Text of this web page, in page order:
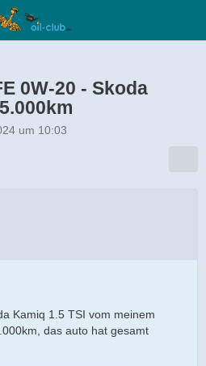
0W-20 - Skoda
um 10:03
Kamiq 1.5 TSI vom meinem
das auto hat gesamt